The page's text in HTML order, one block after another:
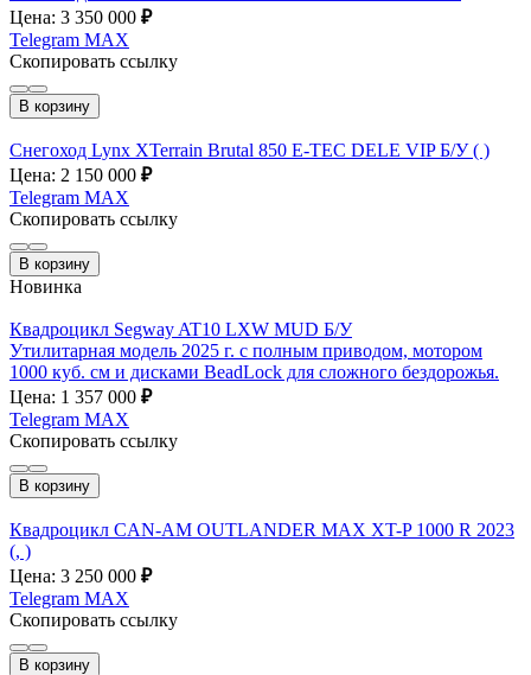
Цена: 3 350 000 ₽
Telegram MAX
Скопировать ссылку
В корзину
Снегоход Lynx XTerrain Brutal 850 E-TEC DELE VIP Б/У ( )
Цена: 2 150 000 ₽
Telegram MAX
Скопировать ссылку
В корзину
Новинка
Квадроцикл Segway AT10 LXW MUD Б/У
Утилитарная модель 2025 г. с полным приводом, мотором
1000 куб. см и дисками BeadLock для сложного бездорожья.
Цена: 1 357 000 ₽
Telegram MAX
Скопировать ссылку
В корзину
Квадроцикл CAN-AM OUTLANDER MAX XT-P 1000 R 2023
(, )
Цена: 3 250 000 ₽
Telegram MAX
Скопировать ссылку
В корзину